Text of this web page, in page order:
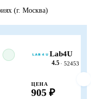
(г. Москва)
Lab4U
4.5 · 52453
ЦЕНА
905 ₽